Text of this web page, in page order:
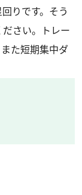
りです。そう
さい。トレー
た短期集中ダ